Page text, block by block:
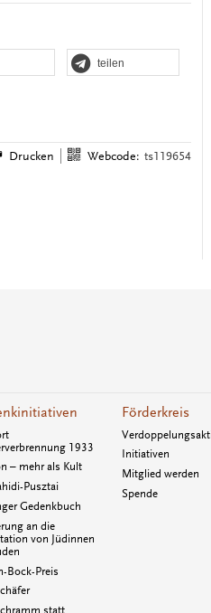
teilen
Drucken Webcode: ts119654
1933
– mehr als Kult
Pusztai
Gedenkbuch
an die
von Jüdinnen
Bock-Preis
Förderkreis
Initiativen
Mitglied werden
Spende